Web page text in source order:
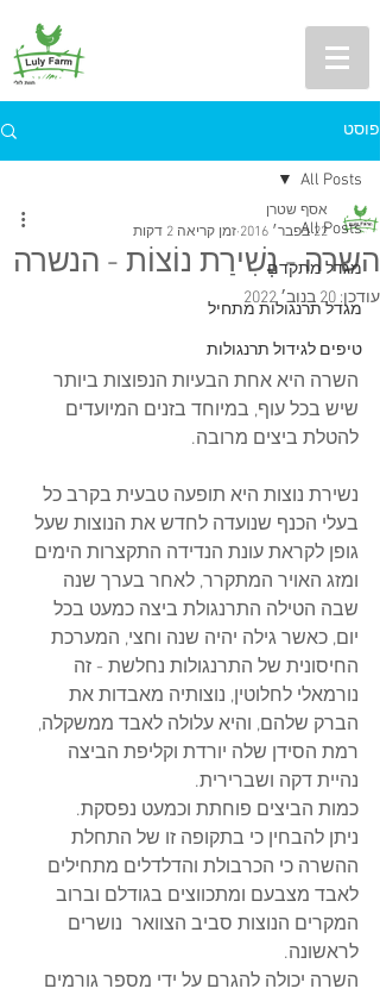
פוסט
All Posts
מגדל מתקדם
מגדל תרנגולות מתחיל
טיפים לגידול תרנגולות
All Posts
השרה - נְשִׁירַת נוֹצוֹת - הנשרה
אסף שטרן
22 בפבר׳ 2016
זמן קריאה 2 דקות
עודכן: 20 בנוב׳ 2022
השרה היא אחת הבעיות הנפוצות ביותר
שיש בכל עוף, במיוחד בזנים המיועדים
להטלת ביצים מרובה.
נשירת נוצות היא תופעה טבעית בקרב כל
בעלי הכנף שנועדה לחדש את הנוצות שעל
גופן לקראת עונת הנדידה התקצרות הימים
ומזג האויר המתקרר, לאחר בערך שנה
שבה הטילה התרנגולת ביצה כמעט בכל
יום, כאשר גילה יהיה שנה וחצי, המערכת
החיסונית של התרנגולות נחלשת - זה
נורמאלי לחלוטין, נוצותיה מאבדות את
הברק שלהם, והיא עלולה לאבד ממשקלה,
רמת הסידן שלה יורדת וקליפת הביצה
נהיית דקה ושברירית.
כמות הביצים פוחתת וכמעט נפסקת.
ניתן להבחין כי בתקופה זו של התחלת
ההשרה כי הכרבולת והדלדלים מתחילים
לאבד מצבעם ומתכווצים בגודלם וברוב
המקרים הנוצות סביב הצוואר ​ נושרים
לראשונה.
השרה יכולה להגרם על ידי מספר גורמים